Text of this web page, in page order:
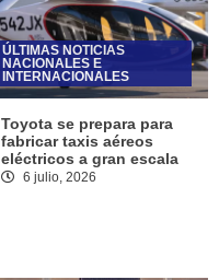
ÚLTIMAS NOTICIAS
NACIONALES E
INTERNACIONALES
Toyota se prepara para
fabricar taxis aéreos
eléctricos a gran escala
6 julio, 2026